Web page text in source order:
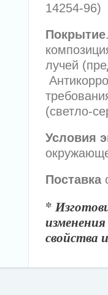
14254-96)
Покрытие
лучей
(светло-
Условия
Поставка
*
свойства